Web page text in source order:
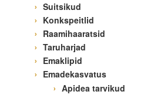
Suitsikud
Konkspeitlid
Raamihaaratsid
Taruharjad
Emaklipid
Emadekasvatus
Apidea tarvikud